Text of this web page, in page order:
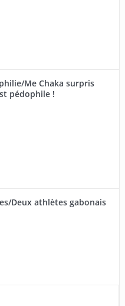
Me Chaka surpris
pédophile !
Deux athlètes gabonais